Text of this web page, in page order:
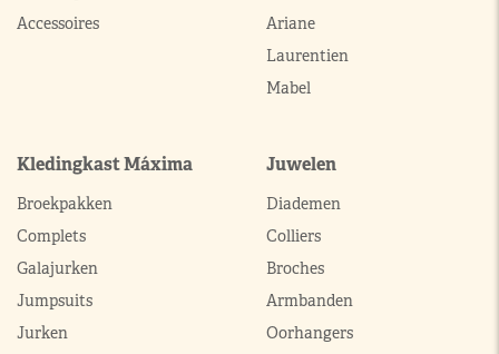
Accessoires
Ariane
Laurentien
Mabel
Kledingkast Máxima
Broekpakken
Complets
Galajurken
Jumpsuits
Jurken
Juwelen
Diademen
Colliers
Broches
Armbanden
Oorhangers